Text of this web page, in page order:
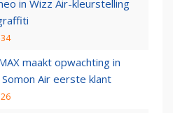
in Wizz Air-kleurstelling
maakt opwachting in
Air eerste klant